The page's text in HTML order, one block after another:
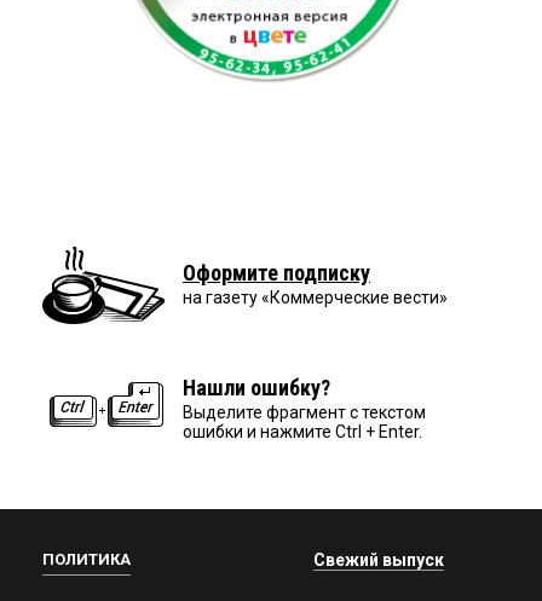
Оформите подписку
на газету «Коммерческие вести»
Нашли ошибку?
Выделите фрагмент с текстом
ошибки и нажмите Ctrl + Enter.
ПОЛИТИКА Свежий выпуск